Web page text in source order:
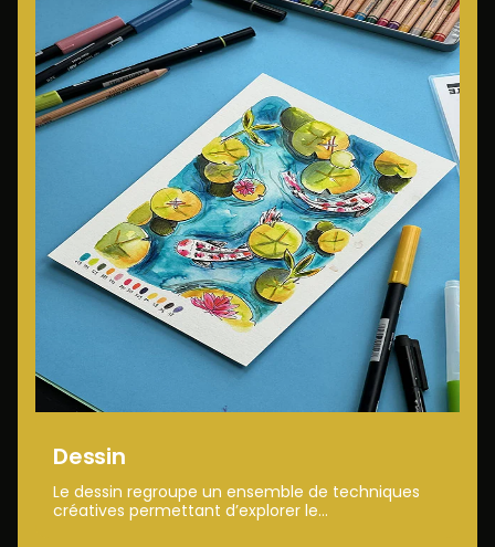
Dessin
Le dessin regroupe un ensemble de techniques
créatives permettant d’explorer le...